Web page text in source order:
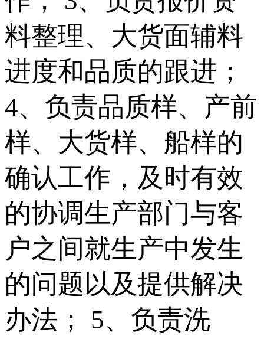
料整理、大货面辅料
进度和品质的跟进；
4、负责品质样、产前
样、大货样、船样的
确认工作，及时有效
的协调生产部门与客
户之间就生产中发生
的问题以及提供解决
办法； 5、负责洗